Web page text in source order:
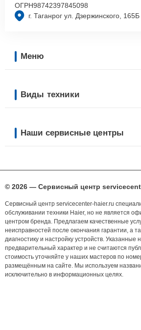
г. Таганрог ул. Дзержинского, 165Б
ОГРН98742397845098
Меню
Виды техники
Наши сервисные центры
© 2026 — Сервисный центр
Сервисный центр servicecenter-haier.ru
обслуживании техники Haier, но не является
центром бренда. Предлагаем качественные
неисправностей после окончания гарантии, а
диагностику и настройку устройств. Указанные
предварительный характер и не считаются
стоимость уточняйте у наших мастеров по
размещённым на сайте. Мы используем
исключительно в информационных целях.